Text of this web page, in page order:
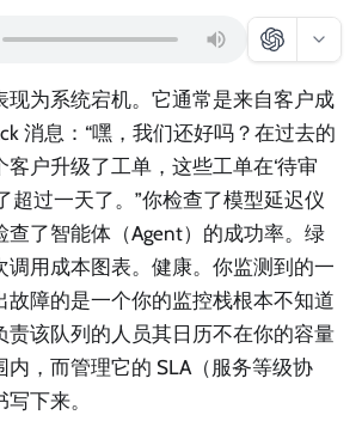
现为系统宕机。它通常是来自客户成
消息：“嘿，我们还好吗？在过去的
户升级了工单，这些工单在‘待审
超过一天了。”你检查了模型延迟仪
查了智能体（Agent）的成功率。绿
调用成本图表。健康。你监测到的一
故障的是一个你的监控栈根本不知道
责该队列的人员其日历不在你的容量
内，而管理它的 SLA（服务等级协
下来。